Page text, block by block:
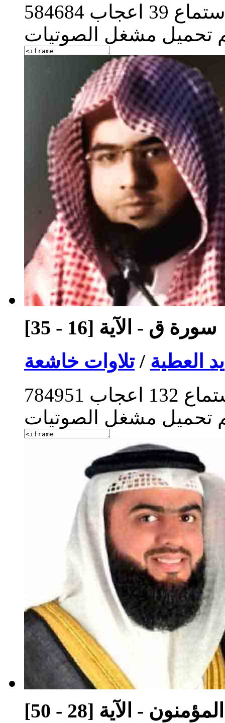
584684
39 اعجاب
تحميل مشغل الصوتيات
سورة ق - الآية [16 - 35]
العطية /تلاوات خاشعة
784951
132 اعجاب
تحميل مشغل الصوتيات
- الآية [28 - 50]